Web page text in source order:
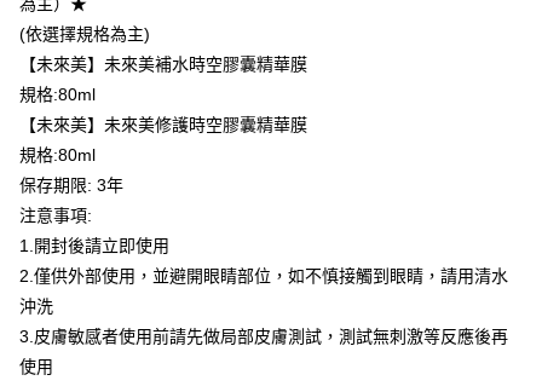
１．透過由恩沛科技股份有限公司提供之「AFTEE先享後付」服務完成之交
易，需依本服務之必要範圍內提供個人資料，並將交易相關給付款項請求債
權轉讓予恩沛科技股份有限公司。
２．關於個人資料處理事宜，請瀏覽以下網址：
https://aftee.tw/terms/#terms3
３．未成年的使用者請事先徵得法定代理人或監護人之同意方可使用
「AFTEE先享後付」，若未經同意申辦者引起之損失，本公司不負相關責
任。
４．使用「AFTEE先享後付」時，將依據個別帳號之用戶狀況，依本公司即
請求用戶進行身份認證。
５．嚴禁一人註冊多個帳號或使用他人資訊註冊。若發現惡意使用之情形，
恩沛科技股份有限公司將有權停止該用戶之使用額度並採取法律行動。
每筆NT$100，滿NT$600(含以上)免運費
付款後7-11取貨
每筆NT$100，滿NT$600(含以上)免運費
宅配
每筆NT$100，滿NT$600(含以上)免運費
宅配(離島)
每筆NT$150，滿NT$1,500(含以上)免運費
海外配送 查看運費
海外配送(馬來西亞_only西0804) 查看運費
海外配送(港澳)
(依選擇規格為主)
【未來美】未來美補水時空膠囊精華膜
規格:80ml
【未來美】未來美修護時空膠囊精華膜
規格:80ml
保存期限: 3年
注意事項:
1.開封後請立即使用
2.僅供外部使用，並避開眼睛部位，如不慎接觸到眼睛，請用清水
沖洗
3.皮膚敏感者使用前請先做局部皮膚測試，測試無刺激等反應後再
使用